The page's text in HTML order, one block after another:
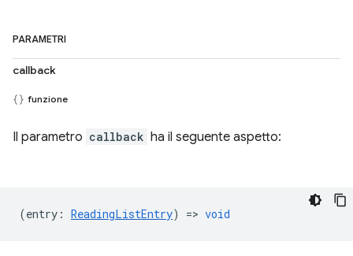
PARAMETRI
callback
funzione
Il parametro callback ha il seguente aspetto:
(entry : ReadingListEntry) => void